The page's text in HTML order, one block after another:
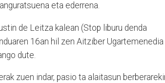
eta ederrena.
de Leitza kalean (Stop liburu denda
16an hil zen Aitziber Ugartemenedia
dute.
zuen indar, pasio ta alaitasun